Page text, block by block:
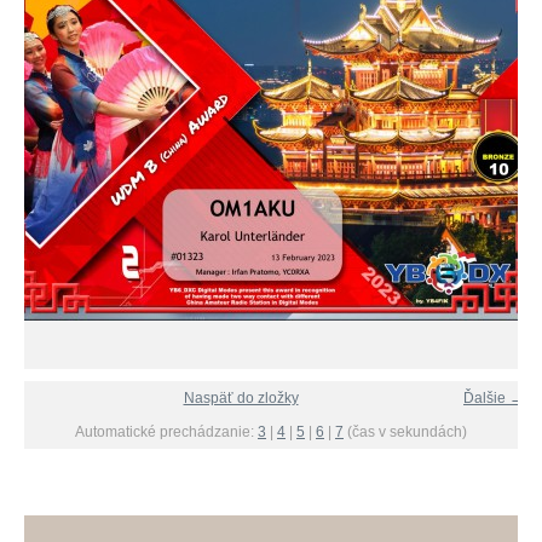
Ďalšie →
Naspäť do zložky
Automatické prechádzanie: 3 4 5 6 7 (čas v sekundách)